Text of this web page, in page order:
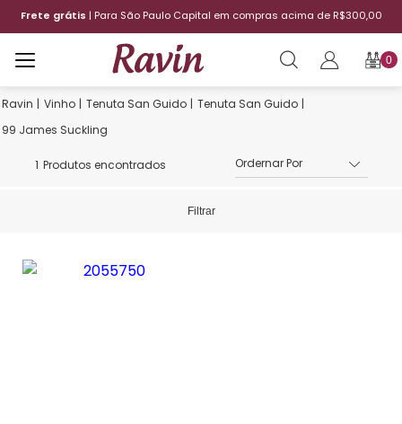
Frete grátis | Para São Paulo Capital em compras acima de R$300,00
0
Vinho Tenuta San Guido
Tenuta San Guido
99 James Suckling
1 Produtos encontrados
Filtrar